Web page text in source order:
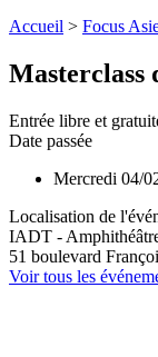
Accueil > Focus
Masterclass
Entrée libre et
Date passée
Mercredi 04/
Localisation de
IADT -
51 boulevard
Voir tous les